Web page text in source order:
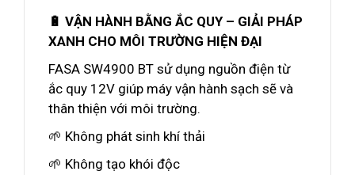
🔋 VẬN HÀNH BẰNG ẮC QUY – GIẢI PHÁP
XANH CHO MÔI TRƯỜNG HIỆN ĐẠI
FASA SW4900 BT sử dụng nguồn điện từ
ắc quy 12V giúp máy vận hành sạch sẽ và
thân thiện với môi trường.
🌱 Không phát sinh khí thải
🌱 Không tạo khói độc